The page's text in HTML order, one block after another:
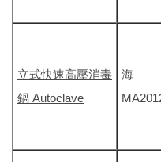
立式快速高壓消毒
鍋 Autoclave
海